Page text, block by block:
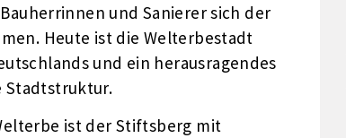
und Sanierer sich der
Heute ist die Welterbestadt
und ein herausragendes
Stadtstruktur.
ist der Stiftsberg mit